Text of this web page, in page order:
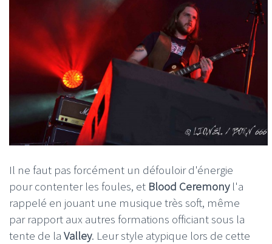
Il ne faut pas forcément un défouloir d'énergie
pour contenter les foules, et Blood Ceremonyl'a
rappelé en jouant une musique très soft, même
par rapport aux autres formations officiant sous la
tente de la Valley. Leur style atypique lors de cette